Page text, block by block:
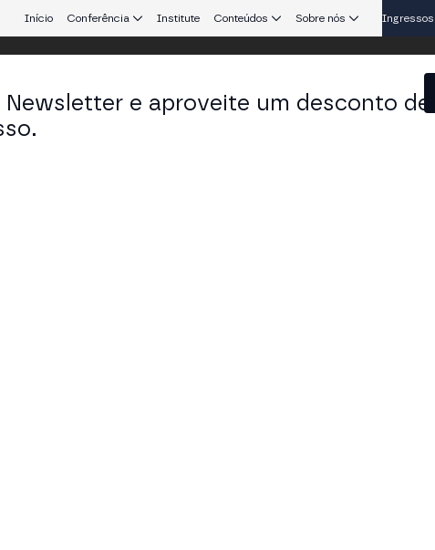
Início Conferência Institute Conteúdos Sobre nós Ingressos
e América Latina.
e aproveite um desconto de